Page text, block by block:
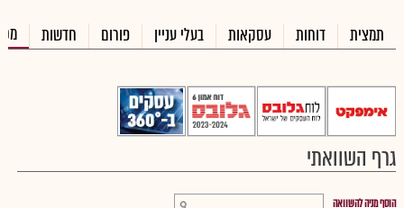
תמצית דוחות עסקאות בעלי עניין פורום חדשות
גרף השוואתי
הוסף מניה להשוואה